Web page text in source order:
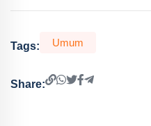
Tags: Umum
Share: